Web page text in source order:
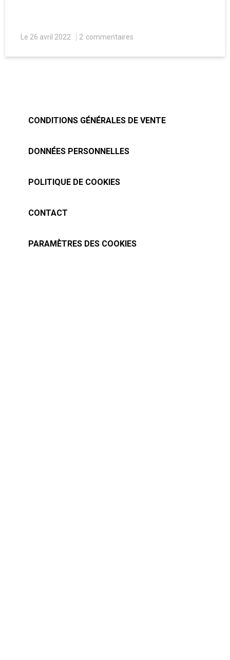
Le 26 avril 2022 2 commentaires
CONDITIONS GÉNÉRALES DE VENTE
DONNÉES PERSONNELLES
POLITIQUE DE COOKIES
CONTACT
PARAMÈTRES DES COOKIES